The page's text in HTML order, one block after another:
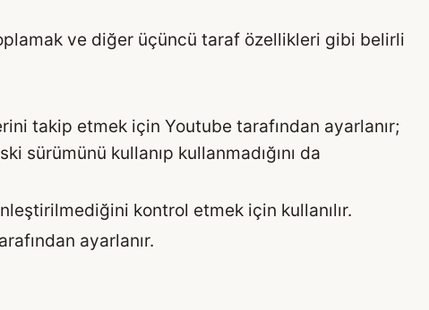
ve diğer üçüncü taraf özellikleri gibi belirli
takip etmek için Youtube tarafından ayarlanır;
sürümünü kullanıp kullanmadığını da
kontrol etmek için kullanılır.
ayarlanır.